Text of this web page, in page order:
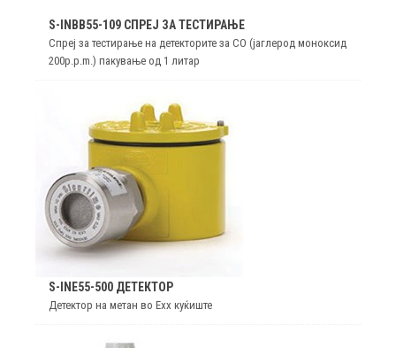
S-INBB55-109 СПРЕЈ ЗА ТЕСТИРАЊЕ
Спреј за тестирање на детекторите за CO (јаглерод моноксид
200p.p.m.) пакување од 1 литар
S-INE55-500 ДЕТЕКТОР
Детектор на метан во Exx куќиште